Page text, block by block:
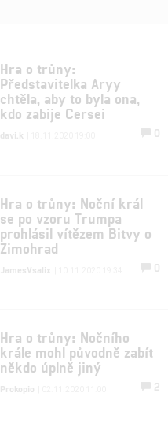
Hra o trůny:
Představitelka Aryy
chtěla, aby to byla ona,
kdo zabije Cersei
davi.k 0
Hra o trůny: Noční král
se po vzoru Trumpa
prohlásil vítězem Bitvy o
Zimohrad
JamesVsalix 0
Hra o trůny: Nočního
krále mohl původně zabít
někdo úplně jiný
Prokopio 2